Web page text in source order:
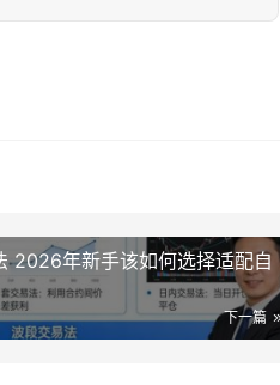
2026年新手该如何选择适配自
下一篇